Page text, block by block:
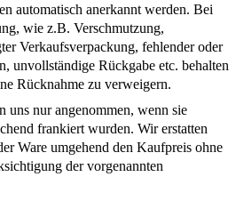
automatisch anerkannt werden. Bei
wie z.B. Verschmutzung,
Verkaufsverpackung, fehlender oder
unvollständige Rückgabe etc. behalten
Rücknahme zu verweigern.
uns nur angenommen, wenn sie
frankiert wurden. Wir erstatten
Ware umgehend den Kaufpreis ohne
der vorgenannten